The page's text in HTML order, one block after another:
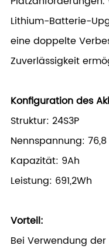
Lithium-Batterie-
eine doppelte
Zuverlässigkeit
Konfiguration des
Struktur: 24S3P
Nennspannung:
Kapazität: 9Ah
Leistung: 691,2Wh
Vorteil:
Bei Verwendung